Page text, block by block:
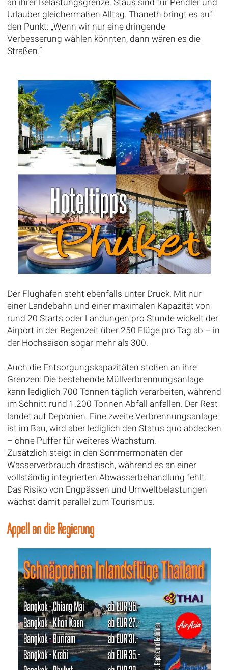
an ihrer Belastungsgrenze. Staus sind für Pendler und
Urlauber gleichermaßen Alltag. Thaneth bringt es auf
den Punkt: „Wenn wir nur eine dringende
Verbesserung wählen könnten, dann wären es die
Straßen.“
Der Flughafen steht ebenfalls unter Druck. Mit nur
einer Landebahn und einer maximalen Kapazität von
rund 20 Starts oder Landungen pro Stunde wickelt der
Airport in der Regenzeit über 250 Flüge pro Tag ab – in
der Hochsaison sogar mehr als 300.
Auch die Entsorgungskapazitäten stoßen an ihre
Grenzen: Die bestehende Müllverbrennungsanlage
kann lediglich 700 Tonnen täglich verarbeiten, während
im Schnitt rund 1.200 Tonnen Abfall anfallen. Der Rest
landet auf Deponien. Eine zweite Verbrennungsanlage
ist im Bau, wird aber lediglich den Status quo abdecken
– ohne Puffer für weiteres Wachstum.
Zusätzlich steigt in den Sommermonaten der
Wasserverbrauch drastisch, während es an einer
vollständig integrierten Abwasserbehandlung fehlt.
Das Risiko von Engpässen und Umweltbelastungen
wächst damit parallel zum Tourismus.
Appell an die Regierung